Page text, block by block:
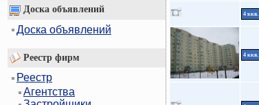
Доска объявлений
Доска объявлений
Реестр фирм
Реестр
Агентства
4 ккв.
4 ккв.